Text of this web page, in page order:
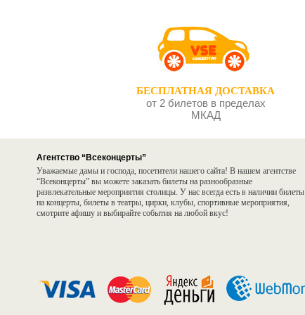
БЕСПЛАТНАЯ ДОСТАВКА
от 2 билетов в пределах
МКАД
Агентство “Всеконцерты”
Уважаемые дамы и господа, посетители нашего сайта! В нашем агентстве
“Всеконцерты” вы можете заказать билеты на разнообразные
развлекательные мероприятия столицы. У нас всегда есть в наличии билеты
на концерты, билеты в театры, цирки, клубы, спортивные мероприятия,
смотрите афишу и выбирайте события на любой вкус!